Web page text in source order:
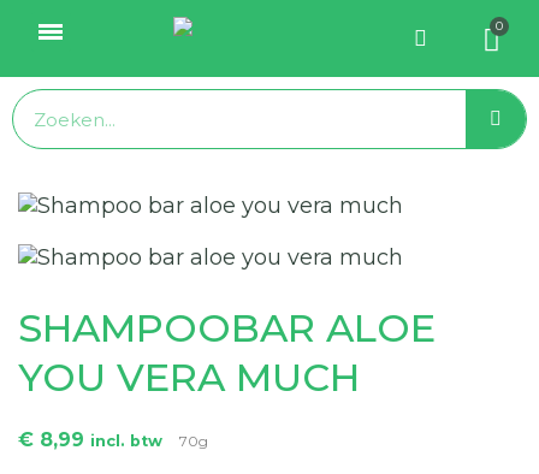
SHAMPOOBAR ALOE
YOU VERA MUCH
€ 8,99 incl. btw 70g